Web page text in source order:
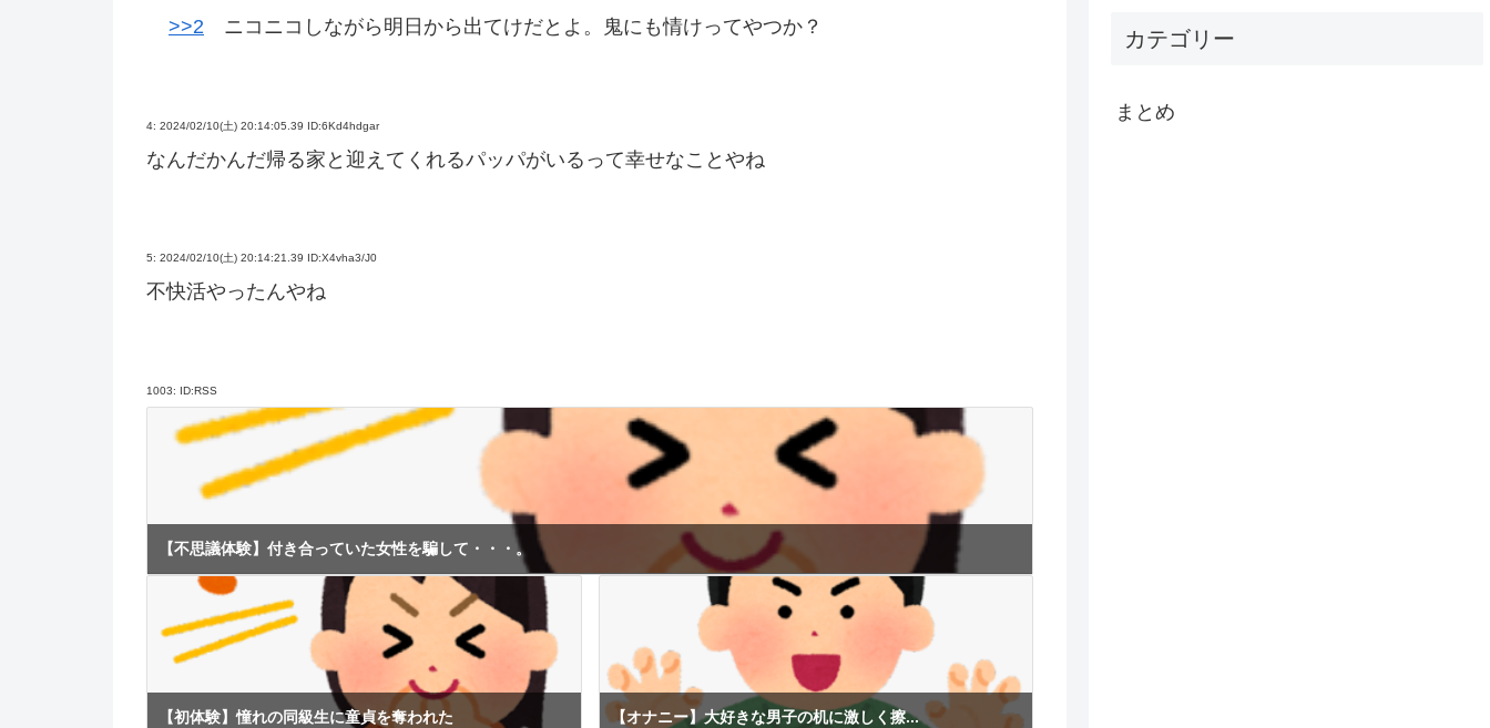
>>2 ニコニコしながら明日から出てけだとよ。鬼にも情けってやつか？
4: 2024/02/10(土) 20:14:05.39 ID:6Kd4hdgar
なんだかんだ帰る家と迎えてくれるパッパがいるって幸せなことやね
5: 2024/02/10(土) 20:14:21.39 ID:X4vha3/J0
不快活やったんやね
1003: ID:RSS
【不思議体験】付き合っていた女性を騙して・・・。
【初体験】憧れの同級生に童貞を奪われた 【オナニー】大好きな男子の机に激しく擦...
カテゴリー
まとめ